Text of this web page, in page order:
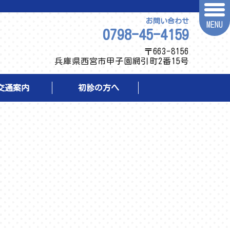
お問い合わせ
0798-45-4159
〒663-8156
兵庫県西宮市甲子園網引町2番15号
MENU
通案内 初診の方へ